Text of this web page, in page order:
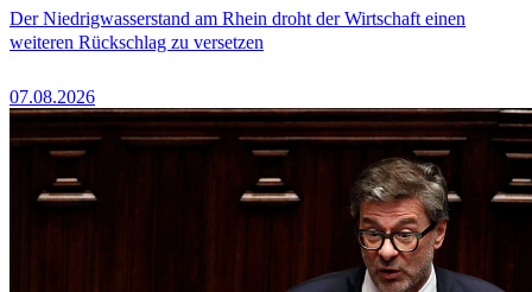
Der Niedrigwasserstand am Rhein droht der Wirtschaft einen
weiteren Rückschlag zu versetzen
07.08.2026